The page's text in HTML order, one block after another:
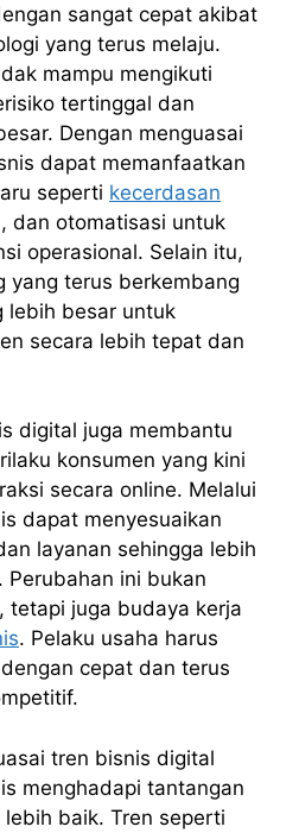
sangat cepat akibat
yang terus melaju.
mampu mengikuti
tertinggal dan
Dengan menguasai
dapat memanfaatkan
seperti kecerdasan
dan otomatisasi untuk
operasional. Selain itu,
yang terus berkembang
lebih besar untuk
secara lebih tepat dan
digital juga membantu
konsumen yang kini
secara online. Melalui
dapat menyesuaikan
layanan sehingga lebih
Perubahan ini bukan
tetapi juga budaya kerja
. Pelaku usaha harus
cepat dan terus
tren bisnis digital
menghadapi tantangan
lebih baik. Tren seperti